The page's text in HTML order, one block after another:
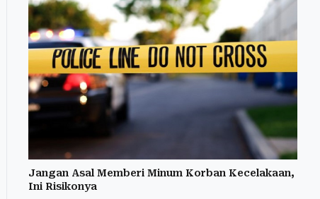
Jangan Asal Memberi Minum Korban Kecelakaan,
Ini Risikonya